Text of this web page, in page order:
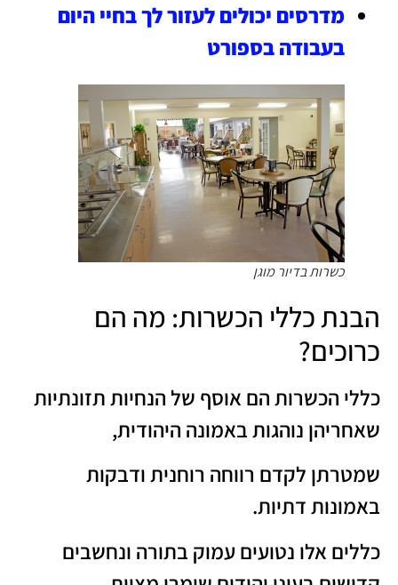
מדרסים יכולים לעזור לך בחיי היום
בעבודה בספורט
כשרות בדיור מוגן
הבנת כללי הכשרות: מה הם
כרוכים?
כללי הכשרות הם אוסף של הנחיות תזונתיות
שאחריהן נוהגות באמונה היהודית,
שמטרתן לקדם רווחה רוחנית ודבקות
באמונות דתיות.
כללים אלו נטועים עמוק בתורה ונחשבים